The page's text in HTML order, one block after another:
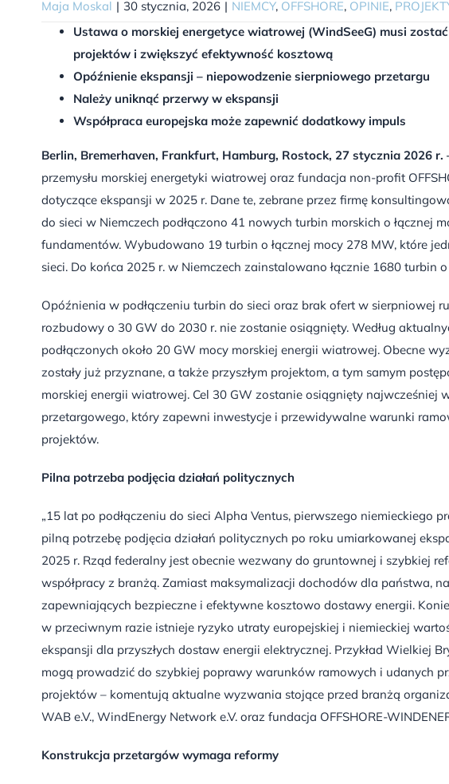
Maja Moskal | 30 stycznia, 2026 | NIEMCY, OFFSHORE, OPINIE,
Ustawa o morskiej energetyce wiatrowej (WindSeeG) musi
projektów i zwiększyć efektywność kosztową
Opóźnienie ekspansji – niepowodzenie sierpniowego przetargu
Należy uniknąć przerwy w ekspansji
Współpraca europejska może zapewnić dodatkowy impuls
Berlin, Bremerhaven, Frankfurt, Hamburg, Rostock, 27 stycznia 2026 r.
przemysłu morskiej energetyki wiatrowej oraz fundacja non-profit
dotyczące ekspansji w 2025 r. Dane te, zebrane przez firmę
do sieci w Niemczech podłączono 41 nowych turbin morskich o łącznej
fundamentów. Wybudowano 19 turbin o łącznej mocy 278 MW, które
sieci. Do końca 2025 r. w Niemczech zainstalowano łącznie 1680 turbin
Opóźnienia w podłączeniu turbin do sieci oraz brak ofert w sierpniowej
rozbudowy o 30 GW do 2030 r. nie zostanie osiągnięty. Według
podłączonych około 20 GW mocy morskiej energii wiatrowej. Obecne
zostały już przyznane, a także przyszłym projektom, a tym samym
morskiej energii wiatrowej. Cel 30 GW zostanie osiągnięty najwcześniej
przetargowego, który zapewni inwestycje i przewidywalne warunki
projektów.
Pilna potrzeba podjęcia działań politycznych
„15 lat po podłączeniu do sieci Alpha Ventus, pierwszego niemieckiego
pilną potrzebę podjęcia działań politycznych po roku umiarkowanej
2025 r. Rząd federalny jest obecnie wezwany do gruntownej i szybkiej
współpracy z branżą. Zamiast maksymalizacji dochodów dla państwa,
zapewniających bezpieczne i efektywne kosztowo dostawy energii.
w przeciwnym razie istnieje ryzyko utraty europejskiej i niemieckiej
ekspansji dla przyszłych dostaw energii elektrycznej. Przykład Wielkiej
mogą prowadzić do szybkiej poprawy warunków ramowych i udanych
projektów – komentują aktualne wyzwania stojące przed branżą
WAB e.V., WindEnergy Network e.V. oraz fundacja OFFSHORE-
Konstrukcja przetargów wymaga reformy